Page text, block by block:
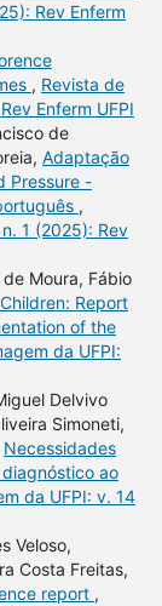
Rev Enferm
, Revista de
Enferm UFPI
de
Adaptação
Pressure -
,
1 (2025): Rev
Moura, Fábio
Report
of the
da UFPI:
Delvivo
Simoneti,
Necessidades
ao
da UFPI: v. 14
Veloso,
Costa Freitas,
report ,